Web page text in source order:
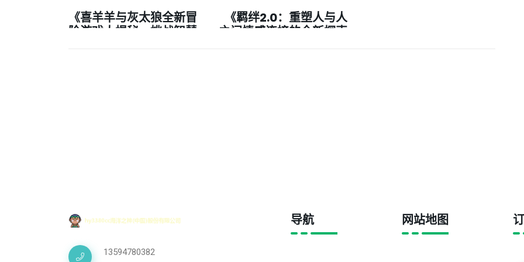
《喜羊羊与灰太狼全新冒
险游戏大揭秘，挑战智慧
《羁绊2.0：重塑人与人
之间情感连接的全新探索
13594780382
导航 网站地图